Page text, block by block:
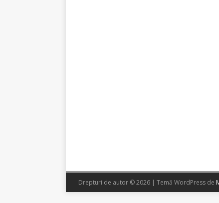
Drepturi de autor © 2026 | Temă WordPress de